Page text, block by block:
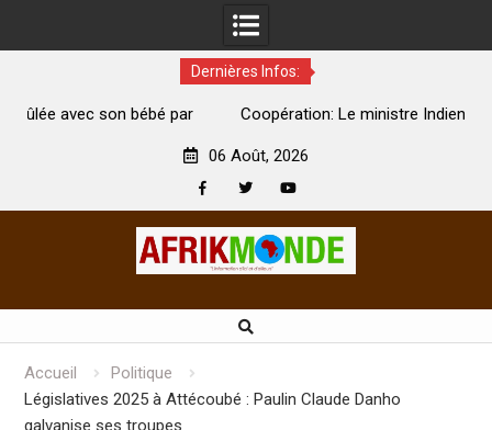
Dernières Infos:
Coopération: Le ministre Indien Kirti Vardhan Singh à
06 Août, 2026
Accueil
Politique
Législatives 2025 à Attécoubé : Paulin Claude Danho
galvanise ses troupes